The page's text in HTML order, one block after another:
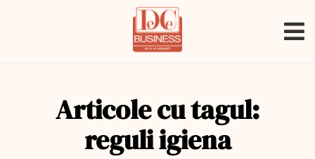
Articole cu tagul:
reguli igiena